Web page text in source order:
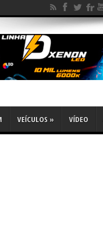
VEÍCULOS » VÍDEO